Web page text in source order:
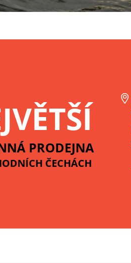
PRODEJNA
ČECHÁCH